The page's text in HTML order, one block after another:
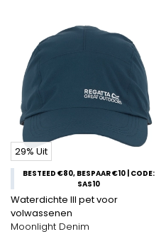
29% Uit
BESTEED €80, BESPAAR €10 | CODE:
SAS10
Waterdichte III pet voor
volwassenen
Moonlight Denim